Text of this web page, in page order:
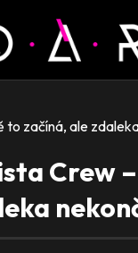
to začíná, ale
Crew